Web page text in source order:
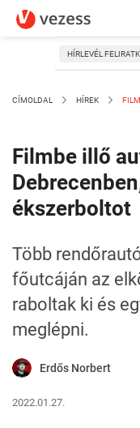
HÍRLEVÉL
CÍMOLDAL HÍREK
Filmbe illő
ékszerboltot
Több
főutcáján az
raboltak ki és
meglépni.
Erdős Norbert
2022.01.27.